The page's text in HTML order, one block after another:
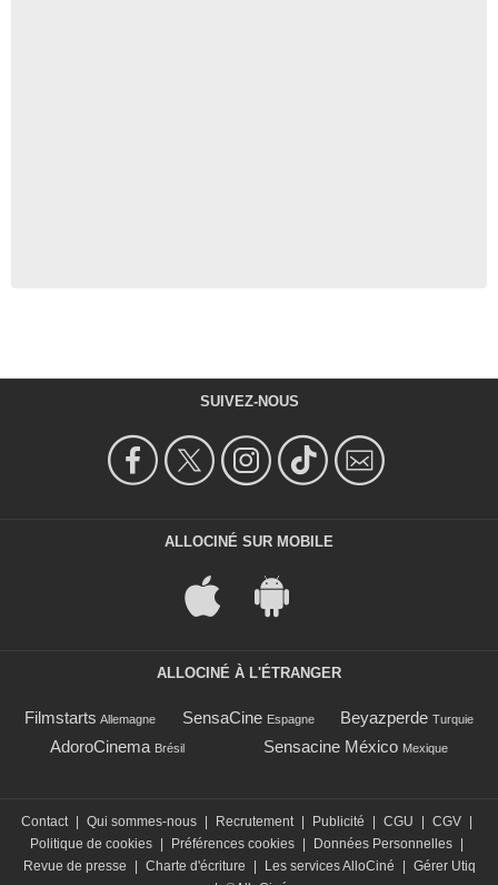
SUIVEZ-NOUS
ALLOCINÉ SUR MOBILE
ALLOCINÉ À L'ÉTRANGER
Filmstarts Allemagne SensaCine Espagne Beyazperde Turquie
AdoroCinema Brésil Sensacine México Mexique
Contact Qui sommes-nous Recrutement Publicité CGU CGV
Politique de cookies
Préférences cookies Données Personnelles
Revue de presse
Charte d'écriture Les services AlloCiné
Gérer Utiq